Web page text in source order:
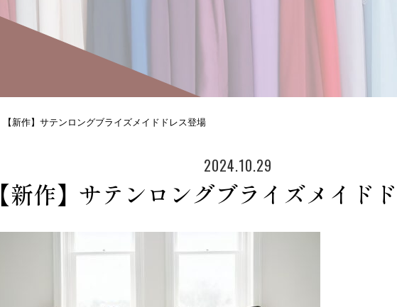
【新作】サテンロングブライズメイドドレス登場
2024.10.29
【新作】サテンロングブライズメイド